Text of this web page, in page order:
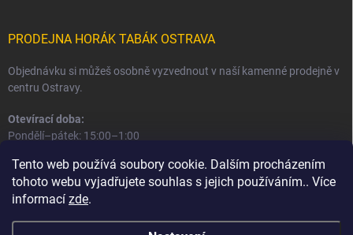
Tento web používá soubory cookie. Dalším procházením
tohoto webu vyjadřujete souhlas s jejich používáním.. Více
informací zde.
PRODEJNA HORÁK TABÁK OSTRAVA
Objednávku si můžeš osobně vyzvednout v naší kamenné prodejně v
centru Ostravy.
Otevírací doba:
Pondělí–pátek: 15:00–1:00
Informace o prodejně a osobním odběru